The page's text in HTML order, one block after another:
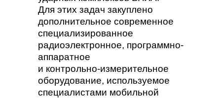
Для этих задач закуплено
дополнительное современное
специализированное
радиоэлектронное, программно-
аппаратное
и контрольно-измерительное
оборудование, используемое
специалистами мобильной